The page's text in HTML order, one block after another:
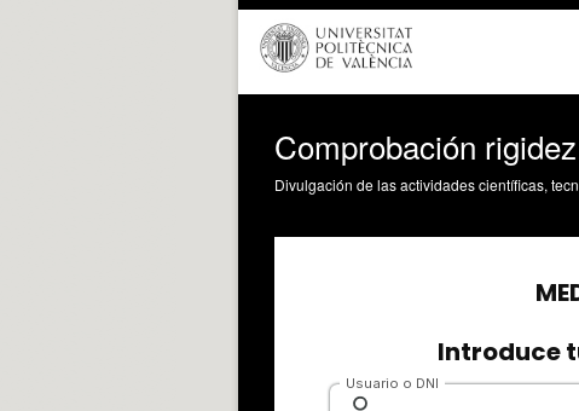
Comprobación
Divulgación de las actividades científicas,